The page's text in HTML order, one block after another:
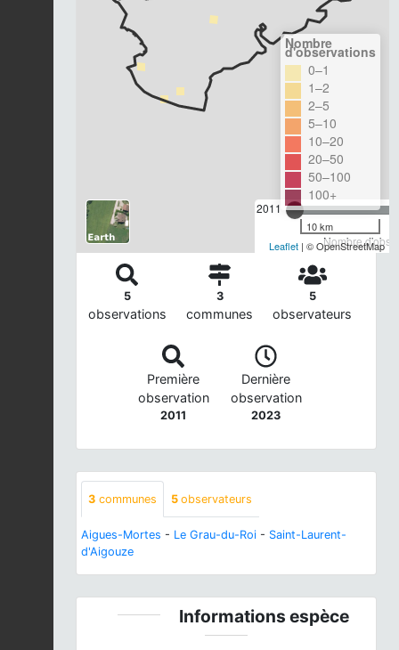
2011
Nombre
Nombre
d'observations
0–1
1–2
2–5
5–10
10–20
20–50
50–100
100+
10 km
Leaflet | © OpenStreetMap
5
observations
3
communes
5
observateurs
Première
observation
2011
Dernière
observation
2023
3 communes 5 observateurs
Aigues-Mortes - Le Grau-du-Roi - Saint-Laurent-
d'Aigouze
Informations espèce